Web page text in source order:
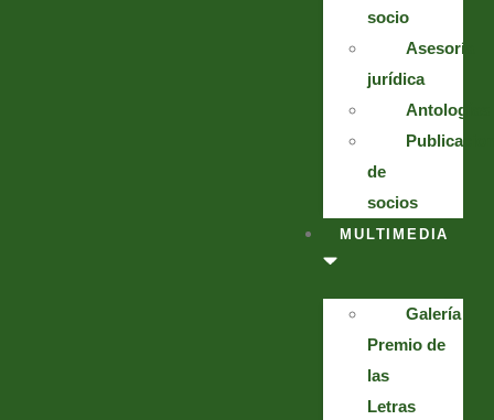
socio
Asesoría
jurídica
Antologías
de
socios
MULTIMEDIA
Galería
Premio de
las
Letras